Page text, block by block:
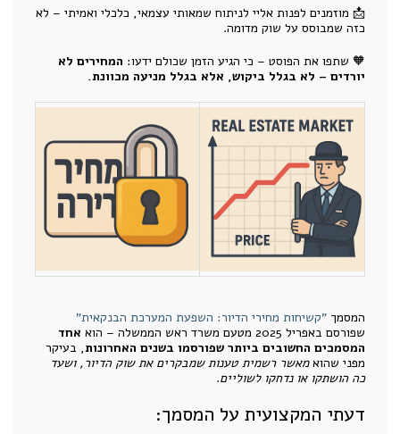
📩 מוזמנים לפנות אליי לניתוח שמאותי עצמאי, כלכלי ואמיתי – לא
כזה שמבוסס על שוק מדומה.
🧡 שתפו את הפוסט – כי הגיע הזמן שכולם ידעו: המחירים לא
יורדים – לא בגלל ביקוש, אלא בגלל מניעה מכוונת.
המסמך "קשיחות מחירי הדיור: השפעת המערכת הבנקאית"
שפורסם באפריל 2025 מטעם משרד ראש הממשלה – הוא
אחד
המסמכים החשובים ביותר שפורסמו בשנים האחרונות, בעיקר
מפני שהואמאשר רשמית טענות שמבקרים את שוק הדיור, ושעד
כה הושתקו או נדחקו לשוליים.
דעתי המקצועית על המסמך: